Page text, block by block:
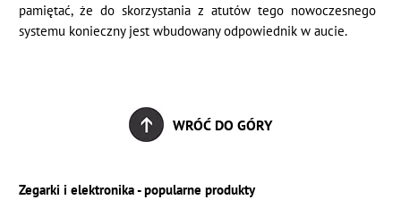
pamiętać, że do skorzystania z atutów tego nowoczesnego
systemu konieczny jest wbudowany odpowiednik w aucie.
WRÓĆ DO GÓRY
Zegarki i elektronika - popularne produkty